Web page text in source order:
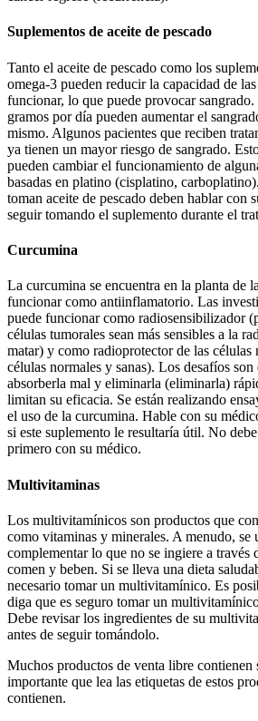
Suplementos de aceite de pescado
Tanto el aceite de pescado como los
omega-3 pueden reducir la capacidad de
funcionar, lo que puede provocar
gramos por día pueden aumentar el
mismo. Algunos pacientes que reciben
ya tienen un mayor riesgo de sangrado.
pueden cambiar el funcionamiento de
basadas en platino (cisplatino,
toman aceite de pescado deben hablar con
seguir tomando el suplemento durante el
Curcumina
La curcumina se encuentra en la planta de
funcionar como antiinflamatorio. Las
puede funcionar como radiosensibilizador
células tumorales sean más sensibles a la
matar) y como radioprotector de las células
células normales y sanas). Los desafíos
absorberla mal y eliminarla (eliminarla)
limitan su eficacia. Se están realizando
el uso de la curcumina. Hable con su
si este suplemento le resultaría útil. No
primero con su médico.
Multivitaminas
Los multivitamínicos son productos que
como vitaminas y minerales. A menudo, se
complementar lo que no se ingiere a través
comen y beben. Si se lleva una dieta
necesario tomar un multivitamínico. Es
diga que es seguro tomar un
Debe revisar los ingredientes de su
antes de seguir tomándolo.
Muchos productos de venta libre contienen
importante que lea las etiquetas de estos
contienen.